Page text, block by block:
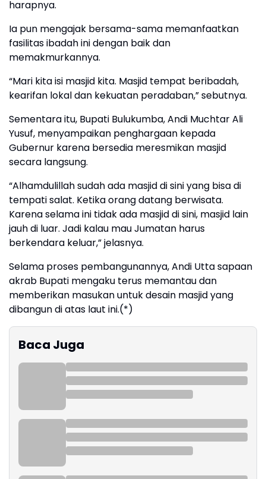
harapnya.
Ia pun mengajak bersama-sama memanfaatkan
fasilitas ibadah ini dengan baik dan
memakmurkannya.
“Mari kita isi masjid kita. Masjid tempat beribadah,
kearifan lokal dan kekuatan peradaban,” sebutnya.
Sementara itu, Bupati Bulukumba, Andi Muchtar Ali
Yusuf, menyampaikan penghargaan kepada
Gubernur karena bersedia meresmikan masjid
secara langsung.
“Alhamdulillah sudah ada masjid di sini yang bisa di
tempati salat. Ketika orang datang berwisata.
Karena selama ini tidak ada masjid di sini, masjid lain
jauh di luar. Jadi kalau mau Jumatan harus
berkendara keluar,” jelasnya.
Selama proses pembangunannya, Andi Utta sapaan
akrab Bupati mengaku terus memantau dan
memberikan masukan untuk desain masjid yang
dibangun di atas laut ini.(*)
Baca Juga